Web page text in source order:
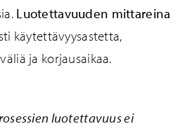
Luotettavuuden mittareina
käytettävyysastetta,
ja korjausaikaa.
luotettavuus ei